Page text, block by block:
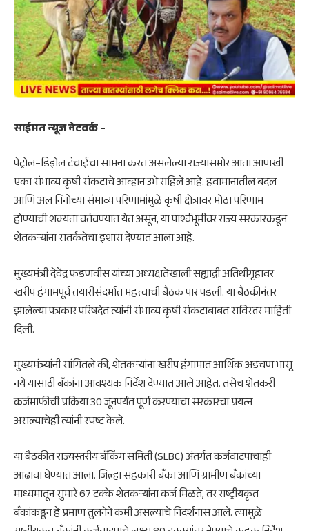
साईमत न्यूज नेटवर्क –
पेट्रोल–डिझेल टंचाईचा सामना करत असलेल्या राज्यासमोर आता आणखी
एका संभाव्य कृषी संकटाचे आव्हान उभे राहिले आहे. हवामानातील बदल
आणि अल निनोच्या संभाव्य परिणामांमुळे कृषी क्षेत्रावर मोठा परिणाम
होण्याची शक्यता वर्तवण्यात येत असून, या पार्श्वभूमीवर राज्य सरकारकडून
शेतकऱ्यांना सतर्कतेचा इशारा देण्यात आला आहे.
मुख्यमंत्रीदेवेंद्र फडणवीसयांच्या अध्यक्षतेखाली सह्याद्री अतिथीगृहावर
खरीप हंगामपूर्व तयारीसंदर्भात महत्त्वाची बैठक पार पडली. या बैठकीनंतर
झालेल्या पत्रकार परिषदेत त्यांनी संभाव्य कृषी संकटाबाबत सविस्तर माहिती
दिली.
मुख्यमंत्र्यांनी सांगितले की, शेतकऱ्यांना खरीप हंगामात आर्थिक अडचण भासू
नये यासाठी बँकांना आवश्यक निर्देश देण्यात आले आहेत. तसेच शेतकरी
कर्जमाफीची प्रक्रिया 30 जूनपर्यंत पूर्ण करण्याचा सरकारचा प्रयत्न
असल्याचेही त्यांनी स्पष्ट केले.
या बैठकीत राज्यस्तरीय बँकिंग समिती (SLBC) अंतर्गत कर्जवाटपाचाही
आढावा घेण्यात आला. जिल्हा सहकारी बँका आणि ग्रामीण बँकांच्या
माध्यमातून सुमारे 67 टक्के शेतकऱ्यांना कर्ज मिळते, तर राष्ट्रीयकृत
बँकांकडून हे प्रमाण तुलनेने कमी असल्याचे निदर्शनास आले. त्यामुळे